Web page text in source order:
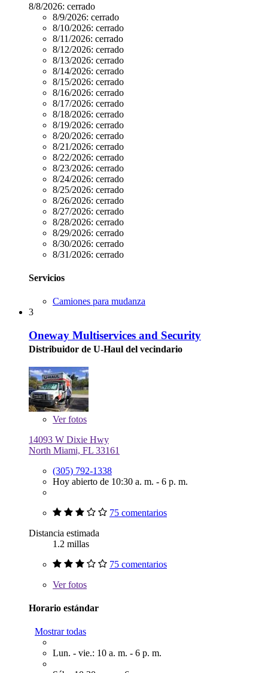
8/8/2026: cerrado
8/9/2026: cerrado
8/10/2026: cerrado
8/11/2026: cerrado
8/12/2026: cerrado
8/13/2026: cerrado
8/14/2026: cerrado
8/15/2026: cerrado
8/16/2026: cerrado
8/17/2026: cerrado
8/18/2026: cerrado
8/19/2026: cerrado
8/20/2026: cerrado
8/21/2026: cerrado
8/22/2026: cerrado
8/23/2026: cerrado
8/24/2026: cerrado
8/25/2026: cerrado
8/26/2026: cerrado
8/27/2026: cerrado
8/28/2026: cerrado
8/29/2026: cerrado
8/30/2026: cerrado
8/31/2026: cerrado
Servicios
Camiones para mudanza
3
Oneway Multiservices and Security
Distribuidor de U-Haul del vecindario
Verfotos
14093 W Dixie Hwy
North Miami, FL 33161
(305) 792-1338
Hoy abierto de 10:30 a. m. - 6 p. m.
75 comentarios
Distancia estimada
1.2 millas
75 comentarios
Verfotos
Horario estándar
Mostrar todas
Lun. - vie.: 10 a. m. - 6 p. m.